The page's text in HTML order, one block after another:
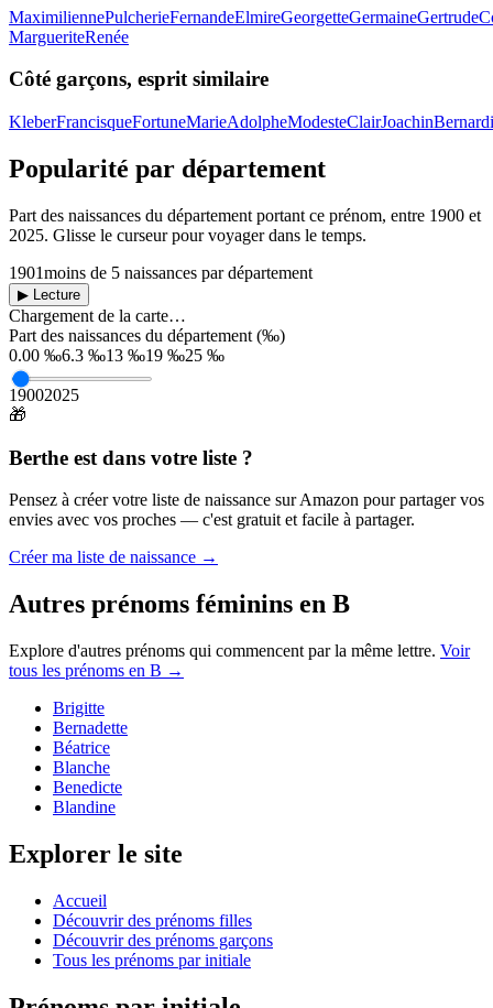
MaximiliennePulcherieFernandeElmireGeorgetteGermaineGertrude
MargueriteRenée
Côté garçons, esprit similaire
KleberFrancisqueFortuneMarieAdolpheModesteClairJoachin
Popularité par département
Part des naissances du département portant ce prénom, entre 1900 et
2025. Glisse le curseur pour voyager dans le temps.
1901moins de 5 naissances par département
▶ Lecture
Chargement de la carte…
Part des naissances du département (‰)
0.00 ‰6.3 ‰13 ‰19 ‰25 ‰
19002025
🎁
Berthe est dans votre liste ?
Pensez à créer votre liste de naissance sur Amazon pour partager vos
envies avec vos proches — c'est gratuit et facile à partager.
Créer ma liste de naissance →
Autres prénoms féminins en B
Explore d'autres prénoms qui commencent par la même lettre. Voir
tous les prénoms en B →
Brigitte
Bernadette
Béatrice
Blanche
Benedicte
Blandine
Explorer le site
Accueil
Découvrir des prénoms filles
Découvrir des prénoms garçons
Tous les prénoms par initiale